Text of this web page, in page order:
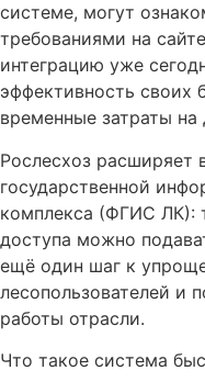
системе, могут
требованиями на
интеграцию уже
эффективность своих
временные затраты на
Рослесхоз расширяет
государственной
комплекса (ФГИС ЛК):
доступа можно
ещё один шаг к
лесопользователей и
работы отрасли.
Что такое система